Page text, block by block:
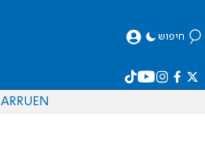
חיפוש
EN
RU
AR